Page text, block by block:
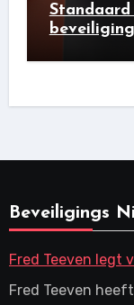
Beveiligings
Fred Teeven legt
Fred Teeven